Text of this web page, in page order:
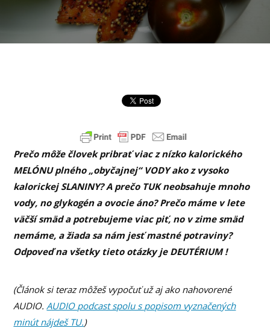
Prečo môže človek pribrať viac z nízko kalorického
MELÓNU plného „obyčajnej“ VODY ako z vysoko
kalorickej SLANINY? A prečo TUK neobsahuje mnoho
vody, no glykogén a ovocie áno? Prečo máme v lete
väčší smäd a potrebujeme viac piť, no v zime smäd
nemáme, a žiada sa nám jesť mastné potraviny?
Odpoveď na všetky tieto otázky je DEUTÉRIUM !
(Článok si teraz môžeš vypočuť už aj ako nahovorené
AUDIO.AUDIO podcast spolu s popisom vyznačených
minút nájdeš TU.)